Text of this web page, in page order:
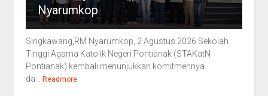
Nyarumkop
Singkawang,RM Nyarumkop, 2 Agustus 2026 Sekolah
Tinggi Agama Katolik Negeri Pontianak (STAKatN
Pontianak) kembali menunjukkan komitmennya
da...
Readmore